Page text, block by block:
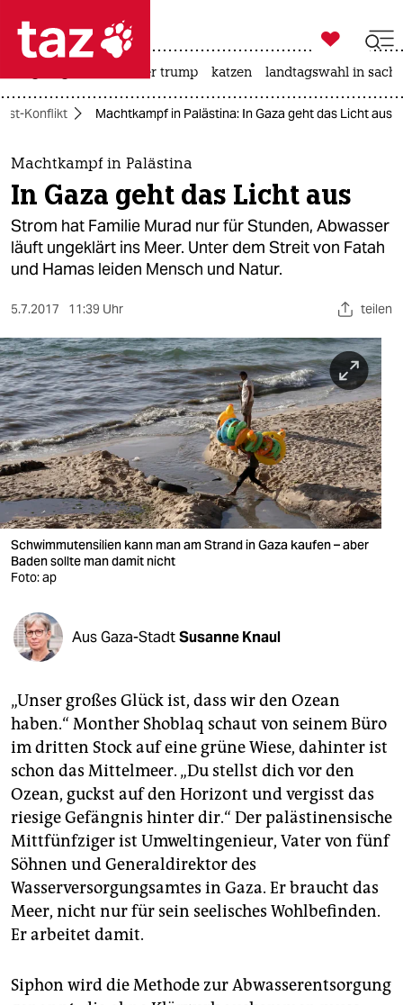
 taz zahl ich
taz zahl ich
themen
politik
öko
sport
berlin
nord
wahrheit
verlag
verlag
shop
fragen & hilfe
unterstützen
abo
genossenschaft
epaper login

taz zahl ich
usa unter trump katzen landtagswahl in
Konflikt Machtkampf in Palästina: In Gaza geht das Licht aus
Machtkampf in Palästina
In Gaza geht das Licht aus
Strom hat Familie Murad nur für Stunden, Abwasser
läuft ungeklärt ins Meer. Unter dem Streit von Fatah
und Hamas leiden Mensch und Natur.
5.7.2017 11:39 Uhr teilen
Schwimmutensilien kann man am Strand in Gaza kaufen – aber
Baden sollte man damit nicht
Foto: ap
Aus Gaza-StadtSusanne Knaul
„Unser großes Glück ist, dass wir den Ozean
haben.“ Monther Shoblaq schaut von seinem Büro
im dritten Stock auf eine grüne Wiese, dahinter ist
schon das Mittelmeer. „Du stellst dich vor den
Ozean, guckst auf den Horizont und vergisst das
riesige Gefängnis hinter dir.“ Der palästinensische
Mittfünfziger ist Umweltingenieur, Vater von fünf
Söhnen und Generaldirektor des
Wasserversorgungsamtes in Gaza. Er braucht das
Meer, nicht nur für sein seelisches Wohlbefinden.
Er arbeitet damit.
Siphon wird die Methode zur Abwasserentsorgung